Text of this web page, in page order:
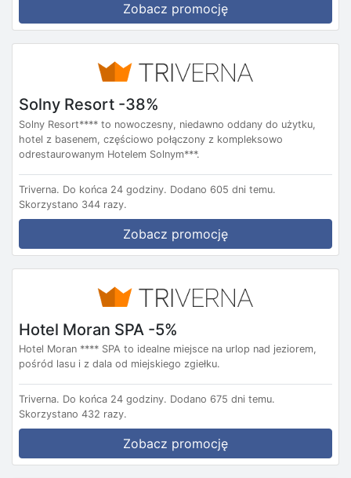
Zobacz promocję
Solny Resort -38%
Solny Resort**** to nowoczesny, niedawno oddany do użytku,
hotel z basenem, częściowo połączony z kompleksowo
odrestaurowanym Hotelem Solnym***.
Triverna. Do końca 24 godziny. Dodano 605 dni temu.
Skorzystano 344 razy.
Zobacz promocję
Hotel Moran SPA -5%
Hotel Moran **** SPA to idealne miejsce na urlop nad jeziorem,
pośród lasu i z dala od miejskiego zgiełku.
Triverna. Do końca 24 godziny. Dodano 675 dni temu.
Skorzystano 432 razy.
Zobacz promocję